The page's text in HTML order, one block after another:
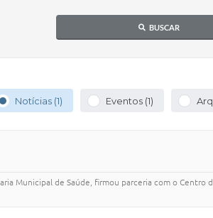
BUSCAR
Notícias (1) Eventos (1)
Municipal de Saúde, firmou parceria com o Centro